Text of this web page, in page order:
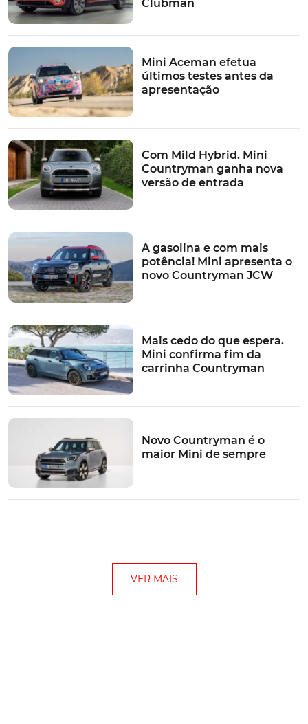
central na traseira.
Em Nürburgring, o carro vermelho e branco, com o
número 317, competirá na categoria SP T3, com a equipa
Bulldog Racing, enquanto o Mini preto com número
474, equipado com tração manual, correra ma categoria
VT-2.
TÓPICOS:
NovidadesMiniMini John Cooper Works
Clubman
Mini Aceman efetua
últimos testes antes da
apresentação
Com Mild Hybrid. Mini
Countryman ganha nova
versão de entrada
A gasolina e com mais
potência! Mini apresenta o
novo Countryman JCW
Mais cedo do que espera.
Mini confirma fim da
carrinha Countryman
Novo Countryman é o
maior Mini de sempre
VER MAIS